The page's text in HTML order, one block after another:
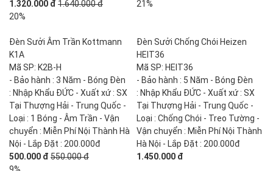
1.320.000 đ 1.640.000 đ
20%
21%
Đèn Sưởi Âm Trần Kottmann
K1A
Mã SP: K2B-H
- Bảo hành : 3 Năm - Bóng Đèn
: Nhập Khẩu ĐỨC - Xuất xứ : SX
Tại Thượng Hải - Trung Quốc -
Loại : 1 Bóng - Âm Trần - Vận
chuyển : Miễn Phí Nội Thành Hà
Nội - Lắp Đặt : 200.000đ
500.000 đ 550.000 đ
Đèn Sưởi Chống Chói Heizen
HEIT36
Mã SP: HEIT36
- Bảo hành : 5 Năm - Bóng Đèn
: Nhập Khẩu ĐỨC - Xuất xứ : SX
Tại Thượng Hải - Trung Quốc -
Loại : Chống Chói - Treo Tường -
Vận chuyển : Miễn Phí Nội Thành
Hà Nội - Lắp Đặt : 200.000đ
1.450.000 đ